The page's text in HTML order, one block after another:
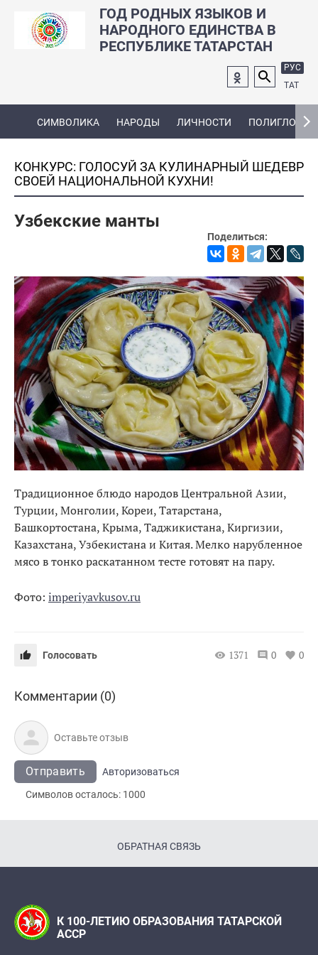
ГОД РОДНЫХ ЯЗЫКОВ И
НАРОДНОГО ЕДИНСТВА В
РЕСПУБЛИКЕ ТАТАРСТАН
РУС
ТАТ
СИМВОЛИКА НАРОДЫ ЛИЧНОСТИ ПОЛИГЛОТ
КОНКУРС: ГОЛОСУЙ ЗА КУЛИНАРНЫЙ ШЕДЕВР
СВОЕЙ НАЦИОНАЛЬНОЙ КУХНИ!
Узбекские манты
Поделиться:
Традиционное блюдо народов Центральной Азии,
Турции, Монголии, Кореи, Татарстана,
Башкортостана, Крыма, Таджикистана, Киргизии,
Казахстана, Узбекистана и Китая. Мелко нарубленное
мясо в тонко раскатанном тесте готовят на пару.
Фото: imperiyavkusov.ru
Голосовать 1371 0 0
Комментарии (0)
Отправить
Авторизоваться
Символов осталось: 1000
ОБРАТНАЯ СВЯЗЬ
К 100-ЛЕТИЮ ОБРАЗОВАНИЯ ТАТАРСКОЙ
АССР